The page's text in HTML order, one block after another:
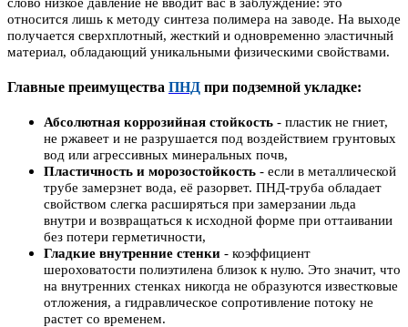
относится лишь к методу синтеза полимера на заводе. На выходе
получается сверхплотный, жесткий и одновременно эластичный
материал, обладающий уникальными физическими свойствами.
Главные преимущества ПНД при подземной укладке:
Абсолютная коррозийная стойкость - пластик не гниет,
не ржавеет и не разрушается под воздействием грунтовых
вод или агрессивных минеральных почв,
Пластичность и морозостойкость - если в металлической
трубе замерзнет вода, её разорвет. ПНД-труба обладает
свойством слегка расширяться при замерзании льда
внутри и возвращаться к исходной форме при оттаивании
без потери герметичности,
Гладкие внутренние стенки - коэффициент
шероховатости полиэтилена близок к нулю. Это значит, что
на внутренних стенках никогда не образуются известковые
отложения, а гидравлическое сопротивление потоку не
растет со временем.